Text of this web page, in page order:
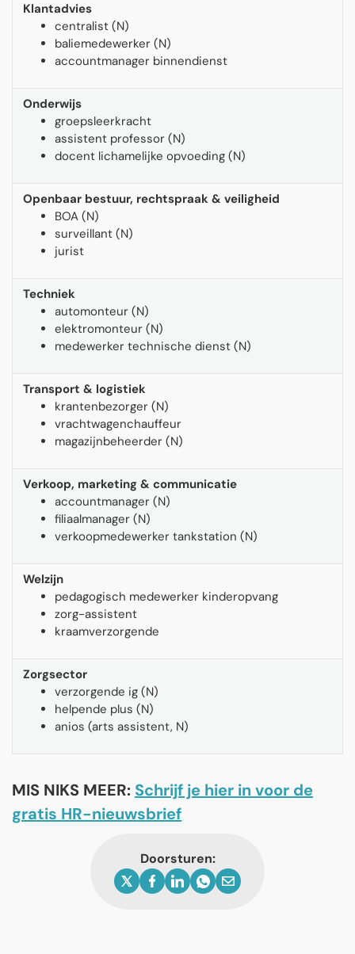
Klantadvies
centralist (N)
baliemedewerker (N)
accountmanager binnendienst
Onderwijs
groepsleerkracht
assistent professor (N)
docent lichamelijke opvoeding (N)
Openbaar bestuur, rechtspraak & veiligheid
BOA (N)
surveillant (N)
jurist
Techniek
automonteur (N)
elektromonteur (N)
medewerker technische dienst (N)
Transport & logistiek
krantenbezorger (N)
vrachtwagenchauffeur
magazijnbeheerder (N)
Verkoop, marketing & communicatie
accountmanager (N)
filiaalmanager (N)
verkoopmedewerker tankstation (N)
Welzijn
pedagogisch medewerker kinderopvang
zorg-assistent
kraamverzorgende
Zorgsector
verzorgende ig (N)
helpende plus (N)
anios (arts assistent, N)
MIS NIKS MEER: Schrijf je hier in voor de
gratis HR-nieuwsbrief
Doorsturen: